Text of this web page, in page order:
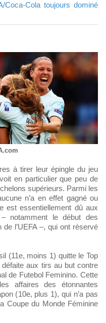
Coca-Cola toujours dominé
en particulier que peu de
supérieurs. Parmi les
n’a en effet gagné ou
est essentiellement dû aux
notamment le début des
de l’UEFA –, qui ont réservé
(11e, moins 1) quitte le Top
aux tirs au but contre
de Futebol Feminino. Cette
affaires des étonnantes
(10e, plus 1), qui n’a pas
Coupe du Monde Féminine